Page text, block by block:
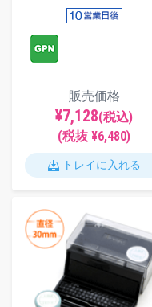
販売価格
¥7,128(税込)
(税抜 ¥6,480)
トレイに入れる